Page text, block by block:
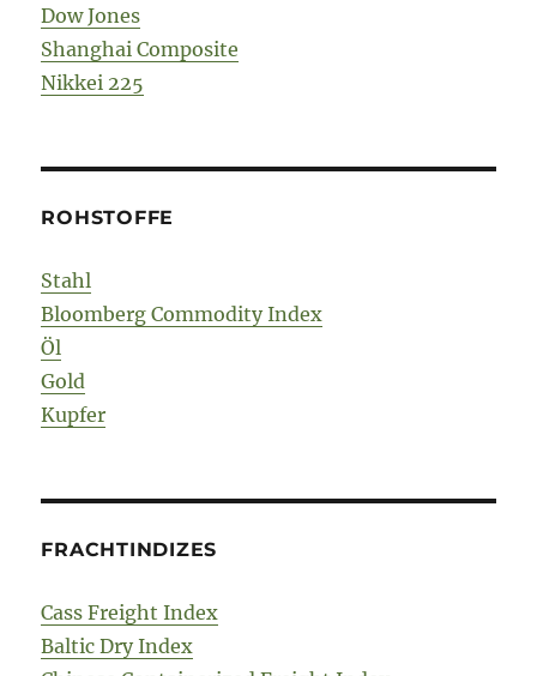
Dow Jones
Shanghai Composite
Nikkei 225
ROHSTOFFE
Stahl
Bloomberg Commodity Index
Öl
Gold
Kupfer
FRACHTINDIZES
Cass Freight Index
Baltic Dry Index